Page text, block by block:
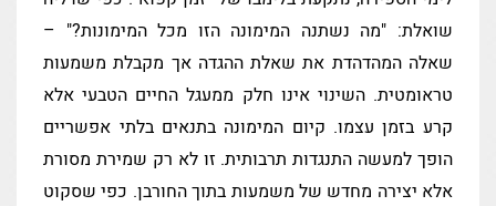
שואלת: "מה נשתנה המימונה הזו מכל המימונות?" –
שאלה המהדהדת את שאלת ההגדה אך מקבלת משמעות
טראומטית. השינוי אינו חלק ממעגל החיים הטבעי אלא
קרע בזמן עצמו. קיום המימונה בתנאים בלתי אפשריים
הופך למעשה התנגדות תרבותית. זו לא רק שמירת מסורת
אלא יצירה מחדש של משמעות בתוך החורבן. כפי שסקוט